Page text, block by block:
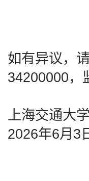
如有异议，
34200000，
上海交通大
2026年6月3